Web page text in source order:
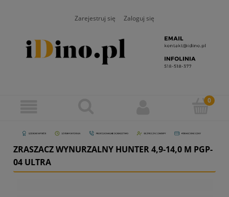
Zarejestruj się Zaloguj się
ZRASZACZ WYNURZALNY HUNTER 4,9-14,0 M PGP-
04 ULTRA